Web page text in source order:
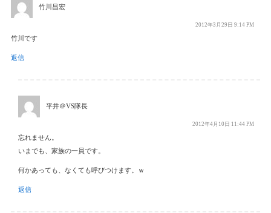
竹川昌宏
2012年3月29日 9:14 PM
竹川です
返信
平井＠VS隊長
2012年4月10日 11:44 PM
忘れません。
いまでも、家族の一員です。
何かあっても、なくても呼びつけます。ｗ
返信